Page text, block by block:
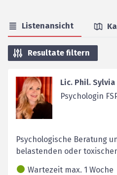
Listenansicht
Resultate filtern
Lic. Phil. Sylvia
Psychologin
Psychologische Beratung
belastenden oder
Wartezeit max. 1 Woche